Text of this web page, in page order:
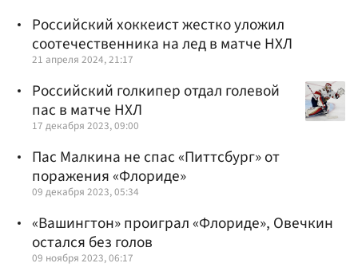
Российский хоккеист жестко уложил
соотечественника на лед в матче НХЛ
21 апреля 2024, 21:17
Российский голкипер отдал голевой
пас в матче НХЛ
17 декабря 2023, 09:00
Пас Малкина не спас «Питтсбург» от
поражения «Флориде»
09 декабря 2023, 05:34
«Вашингтон» проиграл «Флориде», Овечкин
остался без голов
09 ноября 2023, 06:17